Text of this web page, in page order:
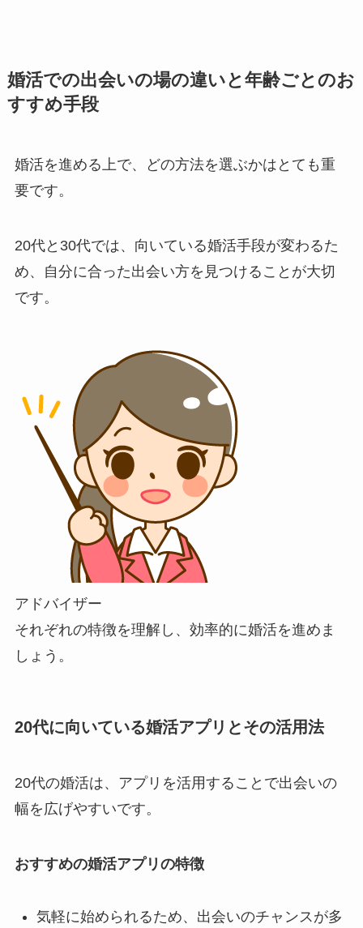
婚活での出会いの場の違いと年齢ごとのお
すすめ手段
婚活を進める上で、どの方法を選ぶかはとても重
要です。
20代と30代では、向いている婚活手段が変わるた
め、自分に合った出会い方を見つけることが大切
です。
アドバイザー
それぞれの特徴を理解し、効率的に婚活を進めま
しょう。
20代に向いている婚活アプリとその活用法
20代の婚活は、アプリを活用することで出会いの
幅を広げやすいです。
おすすめの婚活アプリの特徴
気軽に始められるため、出会いのチャンスが多